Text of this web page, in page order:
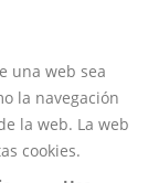
una web sea
la navegación
la web. La web
cookies.